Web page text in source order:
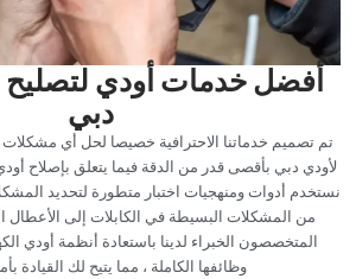
‏أفضل خدمات أودي لتصليح
دبي‏
‏تم تصميم خدماتنا الاحترافية خصيصا لحل أي مشكلات
لأودي دبي بأقصى قدر من الدقة فيما يتعلق بإصلاح
نستخدم أدوات ومنهجيات اختبار متطورة لتحديد
من المشكلات البسيطة في الكابلات إلى الأعطال
المتخصصون الخبراء لدينا باستعادة أنظمة أودي
وظائفها الكاملة ، مما يتيح لك القيادة